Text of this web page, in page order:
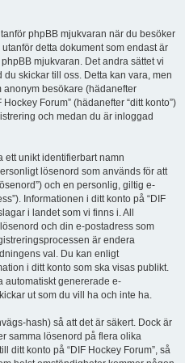
phpBB mjukvaran när du besöker
detta dokument som endast är
mjukvaran. Det andra sättet vi
skickar till oss. Detta kan vara, men
besökare (hädanefter
Forum” (hädanefter “ditt konto”)
och medan du är inloggad
ett unikt identifierbart namn
lösenord som används för att
och en personlig, giltig e-
Informationen i ditt konto på “DIF
i landet som vi finns i. All
och din e-postadress som
är endera
val. Du kan enligt
i ditt konto som ska visas publikt.
automatiskt genererade e-
ut som du vill ha och inte ha.
hash) så att det är säkert. Dock är
samma lösenord på flera olika
ditt konto på “DIF Hockey Forum”, så